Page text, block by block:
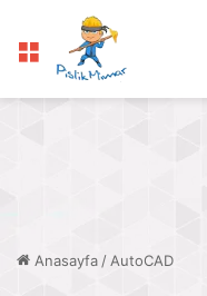
Menü
Anasayfa / AutoCAD